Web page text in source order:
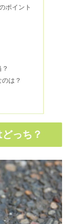
ト！ケースや
ポイント
は？
っち？